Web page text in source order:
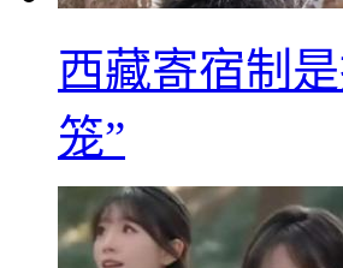
西藏寄宿制
笼”